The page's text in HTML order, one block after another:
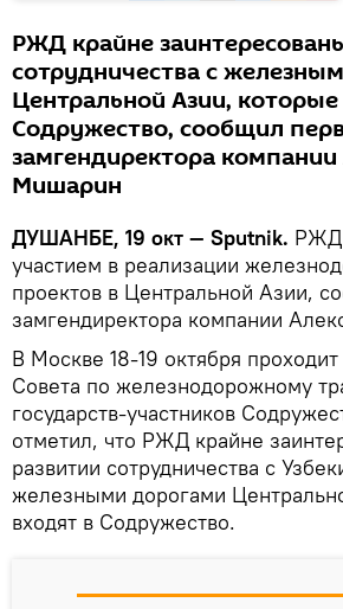
РЖД крайне
сотрудничества с
Центральной Азии,
Содружество, сообщил
замгендиректора
Мишарин
ДУШАНБЕ, 19 окт — Sputnik. РЖД
участием в реализации
проектов в Центральной Азии,
замгендиректора компании
В Москве 18-19 октября
Совета по железнодорожному
государств-участников
отметил, что РЖД крайне
развитии сотрудничества с
железными дорогами
входят в Содружество.